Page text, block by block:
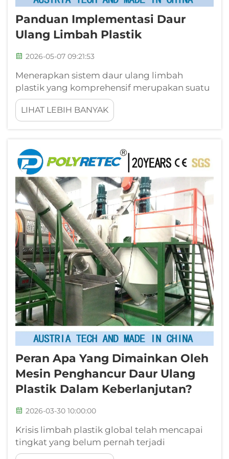
Panduan Implementasi Daur
Ulang Limbah Plastik
2026-05-07 09:21:53
Menerapkan sistem daur ulang limbah
plastik yang komprehensif merupakan suatu
keharusan strategis bagi produsen, pengolah,
dan operasi industri yang berupaya
mengurangi biaya limbah, meningkatkan
aliran pendapatan baru f...
LIHAT LEBIH BANYAK
Peran Apa Yang Dimainkan Oleh
Mesin Penghancur Daur Ulang
Plastik Dalam Keberlanjutan?
2026-03-30 10:00:00
Krisis limbah plastik global telah mencapai
tingkat yang belum pernah terjadi
sebelumnya, dengan lebih dari 300 juta ton